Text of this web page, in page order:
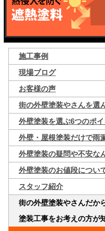
施工事例
現場ブログ
お客様の声
街の外壁塗装やさんを選
外壁塗装を選ぶ6つのポイ
外壁・屋根塗装だけで雨
外壁塗装の疑問や不安な
外壁塗装のお値段につい
スタッフ紹介
街の外壁塗装やさんだか
塗装工事をお考えの方が